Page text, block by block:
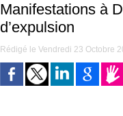
Manifestations à
d’expulsion
Rédigé le Vendredi 23 Octobre